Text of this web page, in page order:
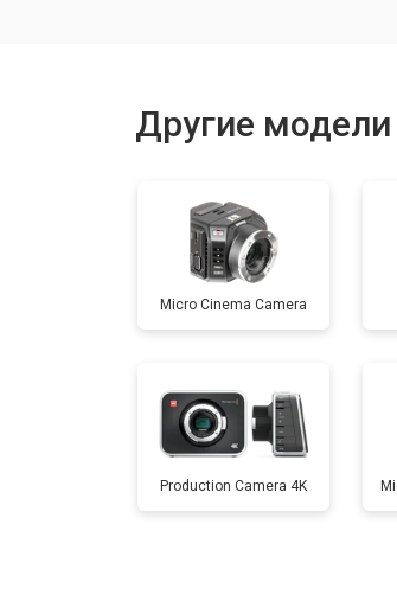
Юстировка
Замена/ремонт
Другие
Micro Cinema Camera
Production Camera 4K